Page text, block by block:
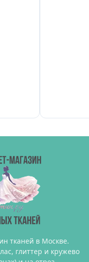
тканей в Москве.
глиттер и кружево